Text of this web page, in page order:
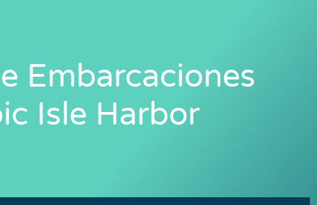
Embarcaciones
Isle Harbor